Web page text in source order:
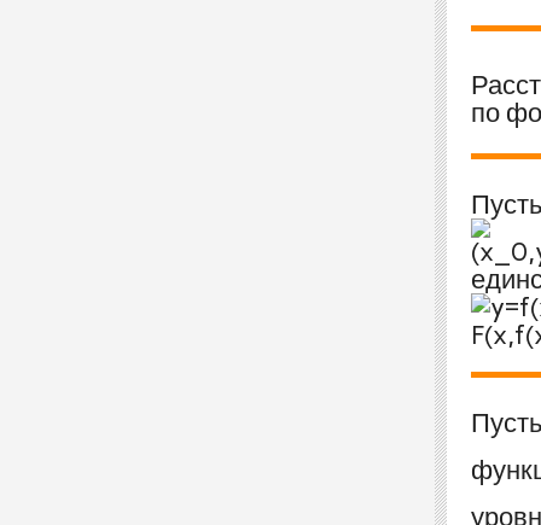
по